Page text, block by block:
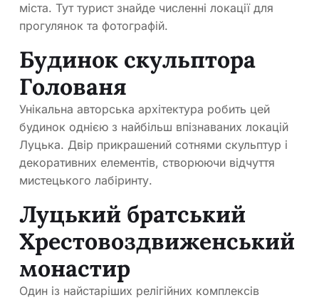
міста. Тут турист знайде численні локації для
прогулянок та фотографій.
Будинок скульптора
Голованя
Унікальна авторська архітектура робить цей
будинок однією з найбільш впізнаваних локацій
Луцька. Двір прикрашений сотнями скульптур і
декоративних елементів, створюючи відчуття
мистецького лабіринту.
Луцький братський
Хрестовоздвиженський
монастир
Один із найстаріших релігійних комплексів